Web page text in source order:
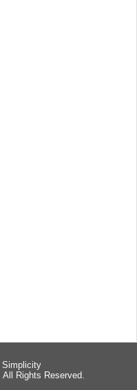
Simplicity
All Rights Reserved.